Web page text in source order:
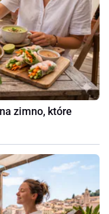
zimno, które